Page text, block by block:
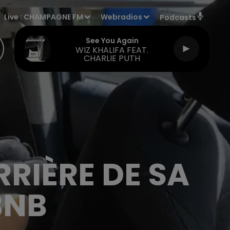
Live : CHAMPAGNE FM Webradios Podcasts
See You Again
WIZ KHALIFA FEAT.
CHARLIE PUTH
DE SA